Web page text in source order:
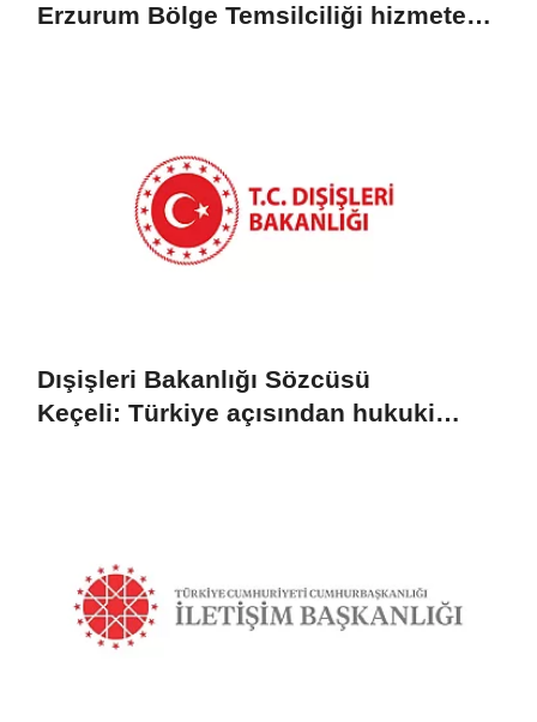
Erzurum Bölge Temsilciliği hizmete
Dışişleri Bakanlığı Sözcüsü
Keçeli: Türkiye açısından hukuki